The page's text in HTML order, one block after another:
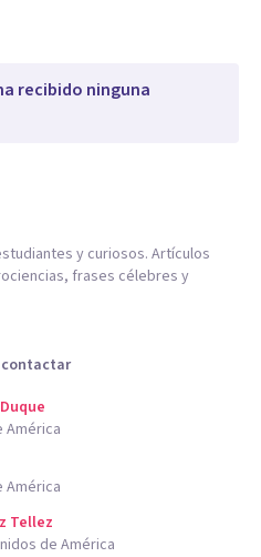
recibido ninguna
y curiosos. Artículos
frases célebres y
contactar
América
América
Tellez
de América